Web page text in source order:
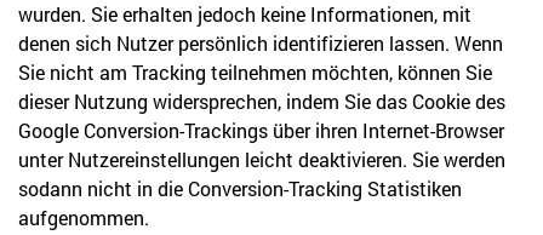
wurden. Sie erhalten jedoch keine Informationen, mit
denen sich Nutzer persönlich identifizieren lassen. Wenn
Sie nicht am Tracking teilnehmen möchten, können Sie
dieser Nutzung widersprechen, indem Sie das Cookie des
Google Conversion-Trackings über ihren Internet-Browser
unter Nutzereinstellungen leicht deaktivieren. Sie werden
sodann nicht in die Conversion-Tracking Statistiken
aufgenommen.